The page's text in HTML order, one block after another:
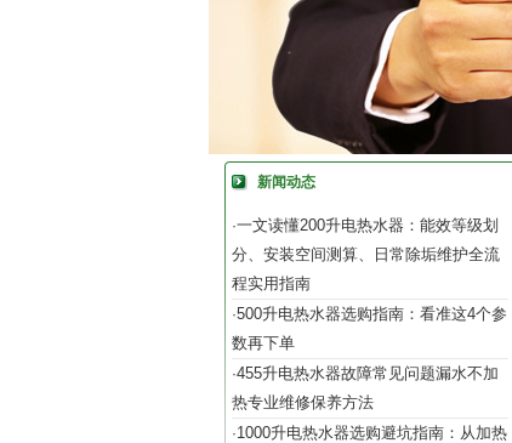
新闻动态
·一文读懂200升电热水器：能效等级划
分、安装空间测算、日常除垢维护全流
程实用指南
·500升电热水器选购指南：看准这4个参
数再下单
·455升电热水器故障常见问题漏水不加
热专业维修保养方法
·1000升电热水器选购避坑指南：从加热